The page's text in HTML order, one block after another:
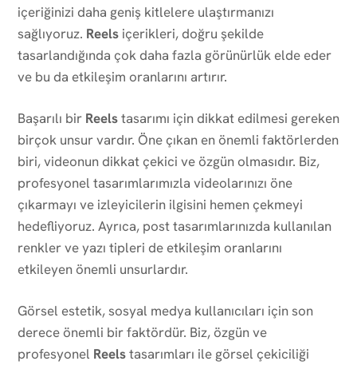
içeriğinizi daha geniş kitlelere ulaştırmanızı
sağlıyoruz. Reels içerikleri, doğru şekilde
tasarlandığında çok daha fazla görünürlük elde eder
ve bu da etkileşim oranlarını artırır.
Başarılı bir Reelstasarımı için dikkat edilmesi gereken
birçok unsur vardır. Öne çıkan en önemli faktörlerden
biri, videonun dikkat çekici ve özgün olmasıdır. Biz,
profesyonel tasarımlarımızla videolarınızı öne
çıkarmayı ve izleyicilerin ilgisini hemen çekmeyi
hedefliyoruz. Ayrıca, post tasarımlarınızda kullanılan
renkler ve yazı tipleri de etkileşim oranlarını
etkileyen önemli unsurlardır.
Görsel estetik, sosyal medya kullanıcıları için son
derece önemli bir faktördür. Biz, özgün ve
profesyonel Reelstasarımları ile görsel çekiciliği